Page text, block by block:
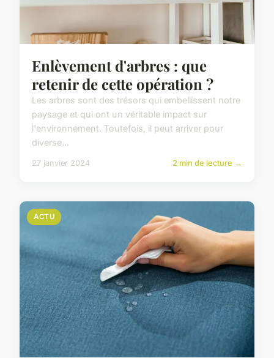
Enlèvement d'arbres : que
retenir de cette opération ?
Les arbres sont des trésors qui embellissent notre
paysage et qui ont un véritable impact sur
l'environnement. Toutefois, il peut arriver pour
diverse...
27 janvier 2024 2 min de lecture →
ACTU